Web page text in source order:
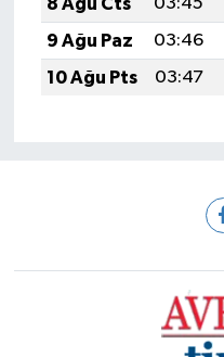
8 Ağu Cts
03:45
9 Ağu Paz
03:46
10 Ağu Pts
03:47